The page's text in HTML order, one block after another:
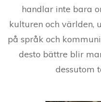
handlar inte bara
kulturen och världen,
på språk och
desto bättre blir
dessutom